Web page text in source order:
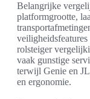
Belangrijke
platformgrootte,
rolsteiger
vaak gunstige
terwijl Genie en
en ergonomie.